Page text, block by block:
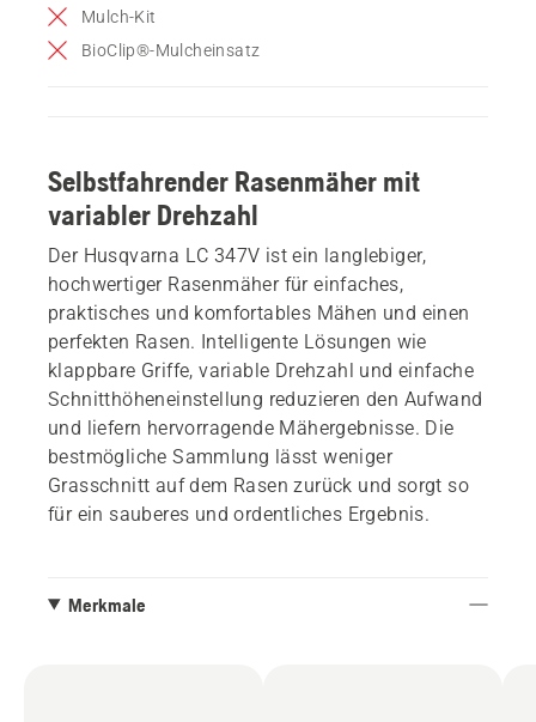
Mulch-Kit
BioClip®-Mulcheinsatz
Selbstfahrender Rasenmäher mit
variabler Drehzahl
Der Husqvarna LC 347V ist ein langlebiger,
hochwertiger Rasenmäher für einfaches,
praktisches und komfortables Mähen und einen
perfekten Rasen. Intelligente Lösungen wie
klappbare Griffe, variable Drehzahl und einfache
Schnitthöheneinstellung reduzieren den Aufwand
und liefern hervorragende Mähergebnisse. Die
bestmögliche Sammlung lässt weniger
Grasschnitt auf dem Rasen zurück und sorgt so
für ein sauberes und ordentliches Ergebnis.
Merkmale